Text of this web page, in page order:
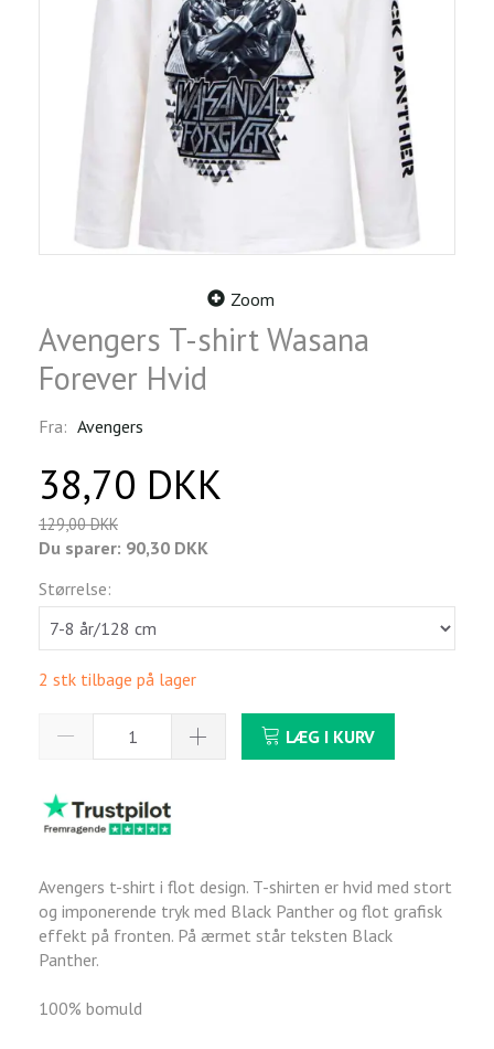
Zoom
Avengers T-shirt Wasana
Forever Hvid
Fra: Avengers
38,70 DKK
129,00 DKK
Du sparer: 90,30 DKK
Størrelse:
2 stk tilbage på lager
LÆG I KURV
Avengers t-shirt i flot design. T-shirten er hvid med stort
og imponerende tryk med Black Panther og flot grafisk
effekt på fronten. På ærmet står teksten Black
Panther.
100% bomuld